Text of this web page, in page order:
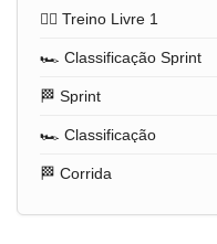
🏋️‍♂️ Treino Livre 1
🏎️ Classificação Sprint
🏁 Sprint
🏎️ Classificação
🏁 Corrida